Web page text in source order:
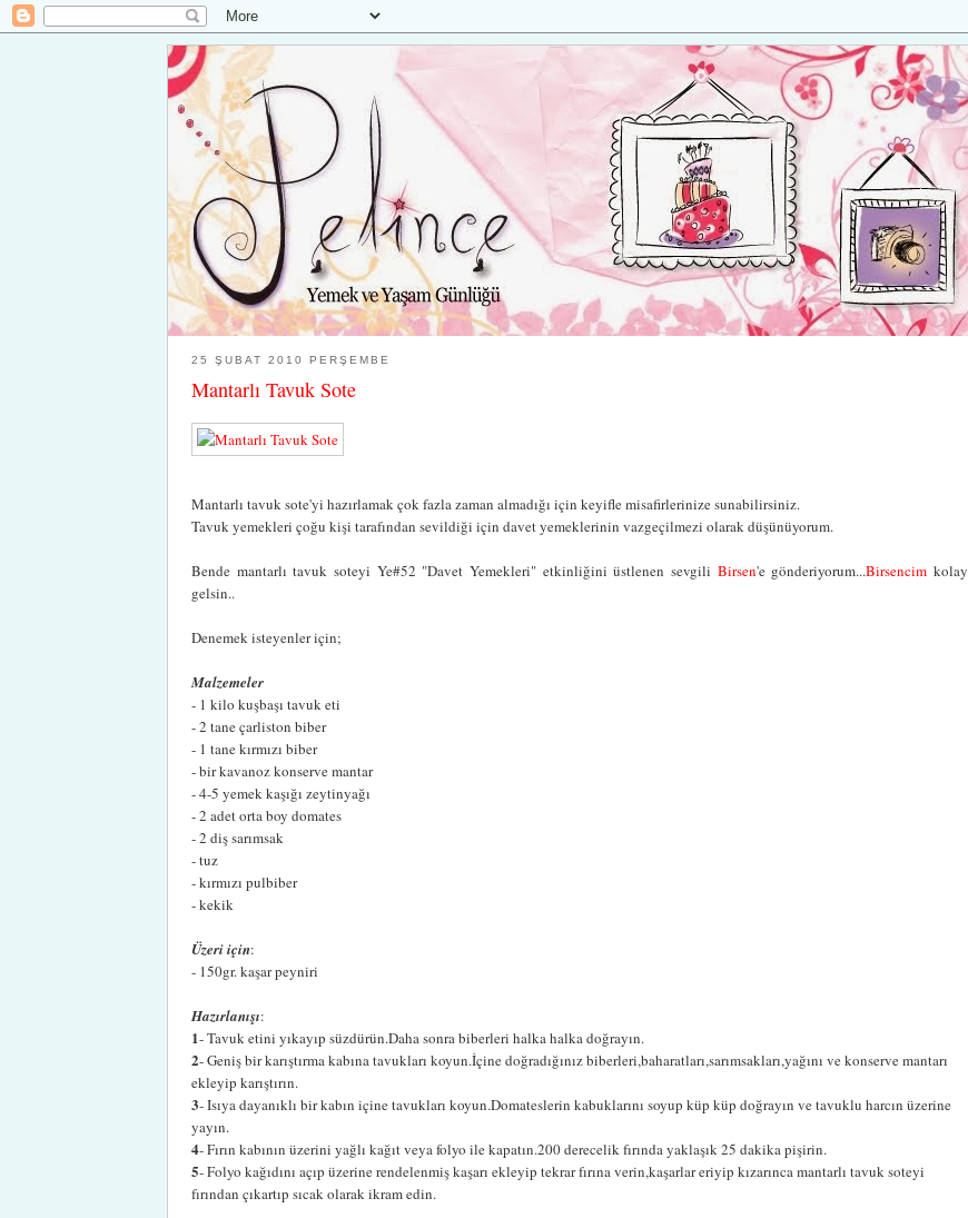
25 ŞUBAT 2010 PERŞEMBE
Mantarlı Tavuk Sote
Mantarlı tavuk sote'yi hazırlamak çok fazla zaman almadığı için keyifle misafirlerinize sunabilirsiniz.
Tavuk yemekleri çoğu kişi tarafından sevildiği için davet yemeklerinin vazgeçilmezi olarak düşünüyorum.
Bende mantarlı tavuk soteyi Ye#52 "Davet Yemekleri" etkinliğini üstlenen sevgili Birsen'e gönderiyorum...Birsencim kolay
gelsin..
Denemek isteyenler için;
Malzemeler
- 1 kilo kuşbaşı tavuk eti
- 2 tane çarliston biber
- 1 tane kırmızı biber
- bir kavanoz konserve mantar
- 4-5 yemek kaşığı zeytinyağı
- 2 adet orta boy domates
- 2 diş sarımsak
- tuz
- kırmızı pulbiber
- kekik
Üzeri için:
- 150gr. kaşar peyniri
Hazırlanışı:
1- Tavuk etini yıkayıp süzdürün.Daha sonra biberleri halka halka doğrayın.
2- Geniş bir karıştırma kabına tavukları koyun.İçine doğradığınız biberleri,baharatları,sarımsakları,yağını ve konserve mantarı
ekleyip karıştırın.
3- Isıya dayanıklı bir kabın içine tavukları koyun.Domateslerin kabuklarını soyup küp küp doğrayın ve tavuklu harcın üzerine
yayın.
4- Fırın kabının üzerini yağlı kağıt veya folyo ile kapatın.200 derecelik fırında yaklaşık 25 dakika pişirin.
5- Folyo kağıdını açıp üzerine rendelenmiş kaşarı ekleyip tekrar fırına verin,kaşarlar eriyip kızarınca mantarlı tavuk soteyi
fırından çıkartıp sıcak olarak ikram edin.